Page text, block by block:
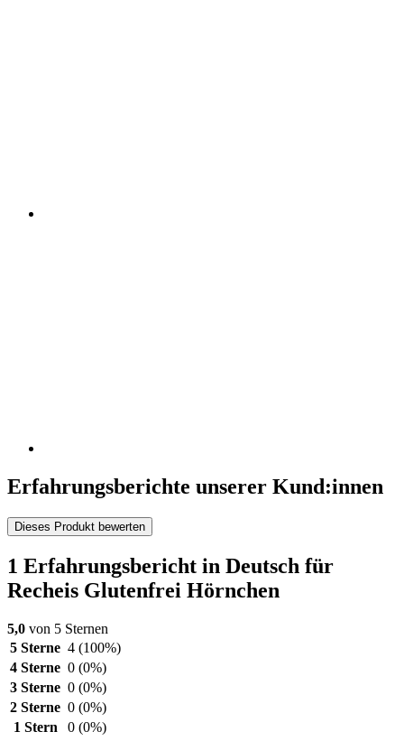
Erfahrungsberichte unserer Kund:innen
Dieses Produkt bewerten
1 Erfahrungsbericht in Deutsch für
Recheis Glutenfrei Hörnchen
5,0 von 5 Sternen
5 Sterne 4 (100%)
4 Sterne 0 (0%)
3 Sterne 0 (0%)
2 Sterne 0 (0%)
1 Stern
0 (0%)